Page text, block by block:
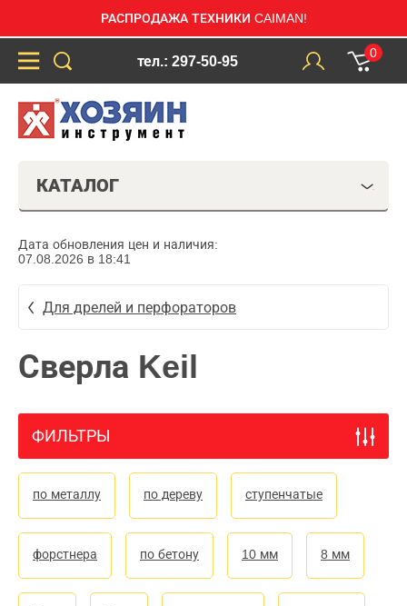
РАСПРОДАЖА ТЕХНИКИ CAIMAN!
тел.: 297-50-95
0
КАТАЛОГ
Дата обновления цен и наличия:
07.08.2026 в 18:41
Для дрелей и перфораторов
Сверла Keil
ФИЛЬТРЫ
по металлу по дереву ступенчатые
форстнера по бетону 10 мм 8 мм